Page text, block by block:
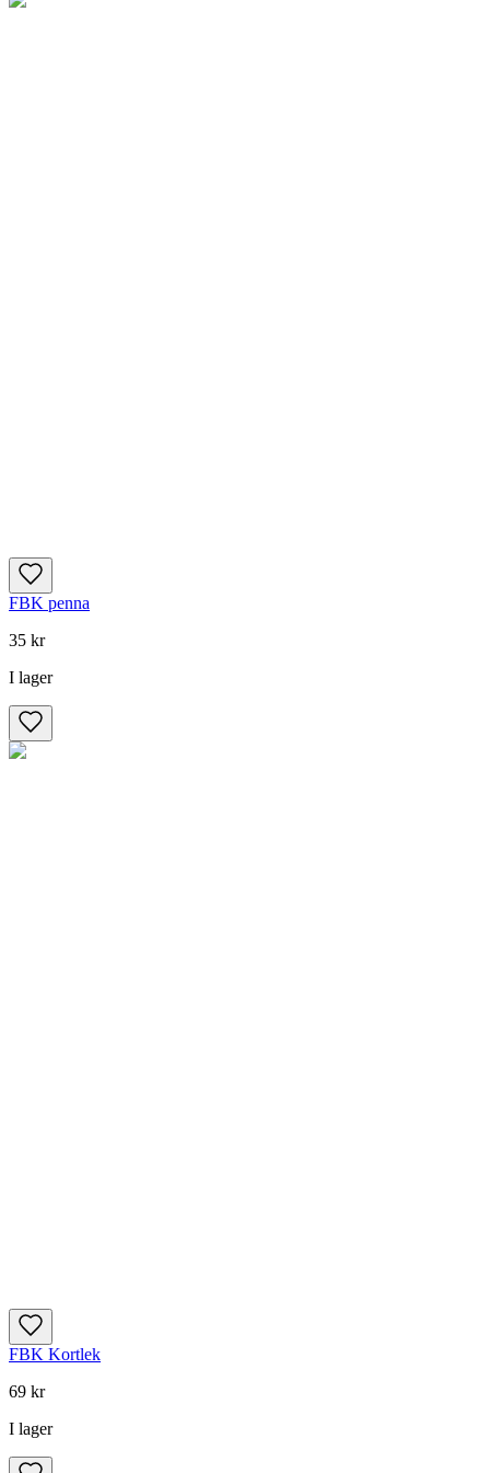
FBK penna
35 kr
I lager
FBK Kortlek
69 kr
I lager